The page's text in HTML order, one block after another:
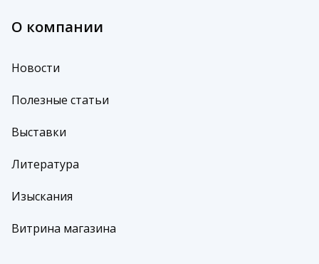
О компании
Новости
Полезные статьи
Выставки
Литература
Изыскания
Витрина магазина